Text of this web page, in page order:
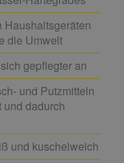
Haushaltsgeräten
die Umwelt
gepflegter an
und Putzmitteln
dadurch
und kuschelweich